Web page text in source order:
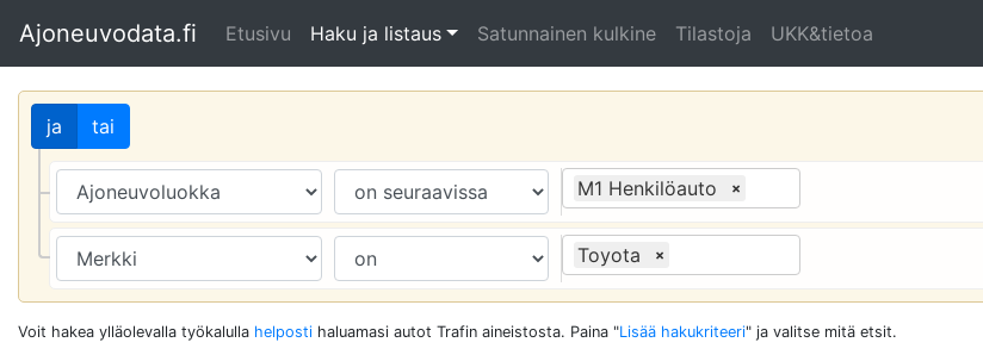
Ajoneuvodata.fi Etusivu Haku ja listaus Satunnainen kulkine Tilastoja UKK&tietoa
ja tai
M1 Henkilöauto ×
Toyota ×
Voit hakea ylläolevalla työkalulla helposti haluamasi autot Trafin aineistosta. Paina "Lisää hakukriteeri" ja valitse mitä etsit.